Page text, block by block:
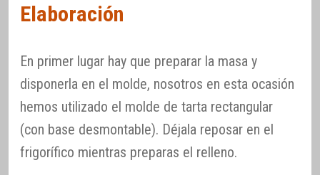
Elaboración
En primer lugar hay que preparar la masa y
disponerla en el molde, nosotros en esta ocasión
hemos utilizado el molde de tarta rectangular
(con base desmontable). Déjala reposar en el
frigorífico mientras preparas el relleno.